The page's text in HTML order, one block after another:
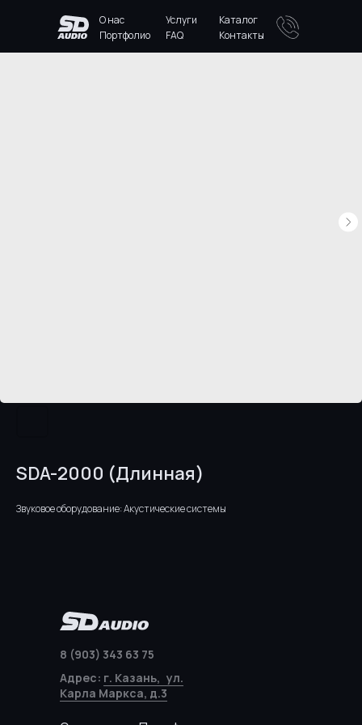
Каталог
Услуги
О нас
Портфолио
FAQ Контакты
SDA-2000 (Длинная)
Звуковое оборудование: Акустические системы
8 (903) 343 63 75
Адрес: г. Казань, ул.
Карла Маркса, д.3